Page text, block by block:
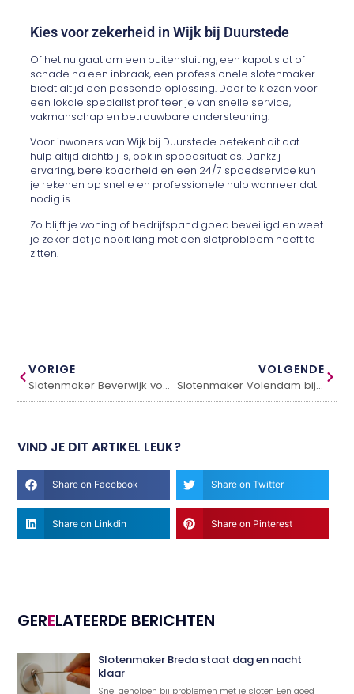
Kies voor zekerheid in Wijk bij Duurstede
Of het nu gaat om een buitensluiting, een kapot slot of
schade na een inbraak, een professionele slotenmaker
biedt altijd een passende oplossing. Door te kiezen voor
een lokale specialist profiteer je van snelle service,
vakmanschap en betrouwbare ondersteuning.
Voor inwoners van Wijk bij Duurstede betekent dit dat
hulp altijd dichtbij is, ook in spoedsituaties. Dankzij
ervaring, bereikbaarheid en een 24/7 spoedservice kun
je rekenen op snelle en professionele hulp wanneer dat
nodig is.
Zo blijft je woning of bedrijfspand goed beveiligd en weet
je zeker dat je nooit lang met een slotprobleem hoeft te
zitten.
VORIGE
Slotenmaker Beverwijk voor snelle hulp en 24/7 spoedservice
VOLGENDE
Slotenmaker Volendam bij spoed en inbraakbeveiliging
VIND JE DIT ARTIKEL LEUK?
Share on Facebook Share on Twitter
Share on Linkdin Share on Pinterest
GERELATEERDE BERICHTEN
Slotenmaker Breda staat dag en nacht
klaar
Snel geholpen bij problemen met je sloten Een goed